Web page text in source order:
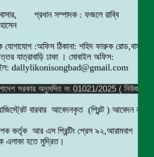
বাসার, প্রধান সম্পাদক : ফজলে রাব্বি
যোগাযোগ :অফিস ঠিকানা: শহিদ ফারুক রোড,বাসা
যাত্রাবাড়ি ঢাকা । মোবাইল অফিস:
dallylikonisongbad@gmail.com
সরকার অনুমদিত নং 01021/2025 ( নিউজ
বারবার আবেদনকৃত (প্রিন্ট ) আবেদন নং
কর্তৃক আর এস প্রিন্টিং প্রেস ৯২,আরামবাগ
এলাকা হতে মুদ্রিত।